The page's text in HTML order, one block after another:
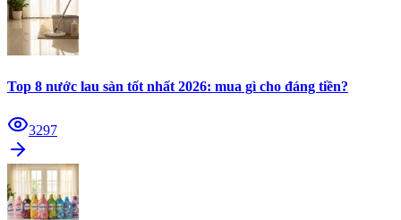
Top 8 nước lau sàn tốt nhất 2026: mua gì cho đáng tiền?
3297